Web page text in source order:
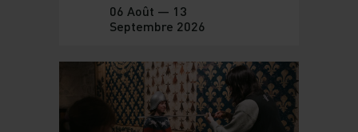
06 Août — 13
Septembre 2026